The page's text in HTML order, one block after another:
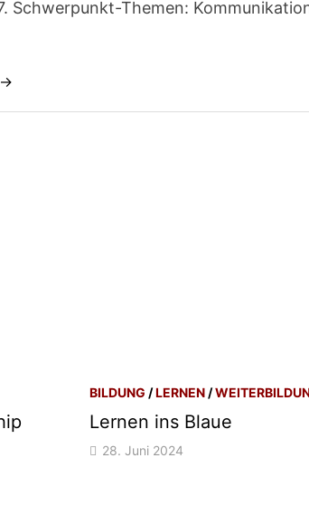
Schwerpunkt-Themen:
→
BILDUNG /LERNEN/
Lernen ins Blaue
28. Juni 2024